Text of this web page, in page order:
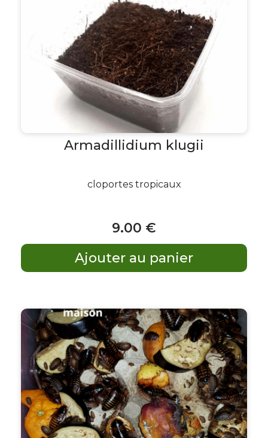
Armadillidium klugii
cloportes tropicaux
9.00 €